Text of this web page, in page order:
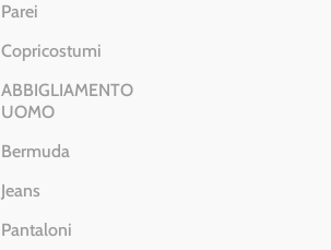
Parei
Copricostumi
ABBIGLIAMENTO
UOMO
Bermuda
Jeans
Pantaloni